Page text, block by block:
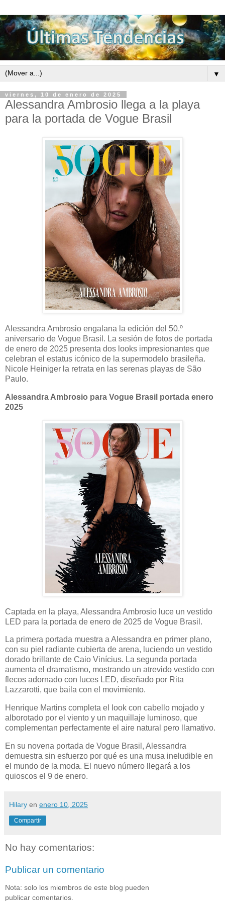
▼
viernes, 10 de enero de 2025
Alessandra Ambrosio llega a la playa
para la portada de Vogue Brasil
Alessandra Ambrosio engalana la edición del 50.º
aniversario de Vogue Brasil. La sesión de fotos de portada
de enero de 2025 presenta dos looks impresionantes que
celebran el estatus icónico de la supermodelo brasileña.
Nicole Heiniger la retrata en las serenas playas de São
Paulo.
Alessandra Ambrosio para Vogue Brasil portada enero
2025
Captada en la playa, Alessandra Ambrosio luce un vestido
LED para la portada de enero de 2025 de Vogue Brasil.
La primera portada muestra a Alessandra en primer plano,
con su piel radiante cubierta de arena, luciendo un vestido
dorado brillante de Caio Vinícius. La segunda portada
aumenta el dramatismo, mostrando un atrevido vestido con
flecos adornado con luces LED, diseñado por Rita
Lazzarotti, que baila con el movimiento.
Henrique Martins completa el look con cabello mojado y
alborotado por el viento y un maquillaje luminoso, que
complementan perfectamente el aire natural pero llamativo.
En su novena portada de Vogue Brasil, Alessandra
demuestra sin esfuerzo por qué es una musa ineludible en
el mundo de la moda. El nuevo número llegará a los
quioscos el 9 de enero.
Hilary en enero 10, 2025
Compartir
No hay comentarios:
Publicar un comentario
Nota: solo los miembros de este blog pueden
publicar comentarios.